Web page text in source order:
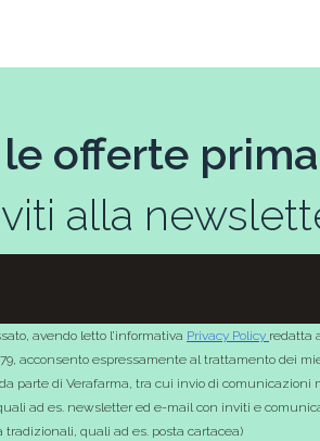
offerte
alla
avendo letto l’informativa Privacy Policy redatta
acconsento espressamente al trattamento dei
parte di Verafarma, tra cui invio di comunicazioni
ad es. newsletter ed e-mail con inviti e
quali ad es. posta cartacea)